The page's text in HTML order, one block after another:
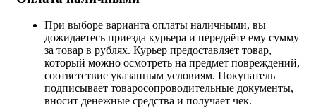
При выборе варианта оплаты наличными, вы
дожидаетесь приезда курьера и передаёте ему сумму
за товар в рублях. Курьер предоставляет товар,
который можно осмотреть на предмет повреждений,
соответствие указанным условиям. Покупатель
подписывает товаросопроводительные документы,
вносит денежные средства и получает чек.